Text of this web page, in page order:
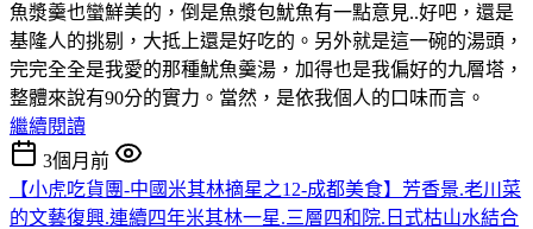
魚漿羹也蠻鮮美的，倒是魚漿包魷魚有一點意見..好吧，還是
基隆人的挑剔，大抵上還是好吃的。另外就是這一碗的湯頭，
完完全全是我愛的那種魷魚羹湯，加得也是我偏好的九層塔，
整體來說有90分的實力。當然，是依我個人的口味而言。
繼續閱讀
3個月前
【小虎吃貨團-中國米其林摘星之12-成都美食】芳香景.老川菜
的文藝復興.連續四年米其林一星.三層四和院.日式枯山水結合